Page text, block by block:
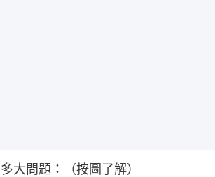
大問題：（按圖了解）